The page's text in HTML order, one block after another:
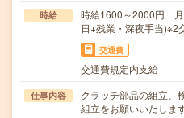
時給
時給1600～2000円 月
日+残業・深夜手当)※2
交通費
交通費規定内支給
仕事内容
クラッチ部品の組立、
組立をお願いいたし